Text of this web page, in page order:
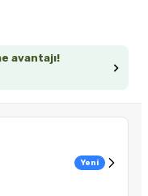
avantajı!
Yeni